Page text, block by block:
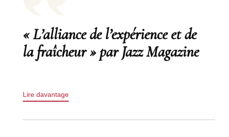
« L’alliance de l’expérience et de
la fraîcheur » par Jazz Magazine
Lire davantage